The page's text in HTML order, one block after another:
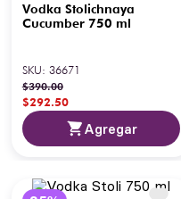
Vodka Stolichnaya
Cucumber 750 ml
SKU: 36671
$390.00
$292.50
Agregar